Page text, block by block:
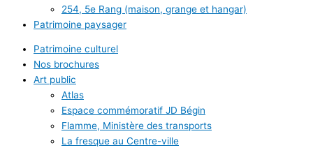
254, 5e Rang (maison, grange et hangar)
Patrimoine paysager
Patrimoine culturel
Nos brochures
Art public
Atlas
Espace commémoratif JD Bégin
Flamme, Ministère des transports
La fresque au Centre-ville